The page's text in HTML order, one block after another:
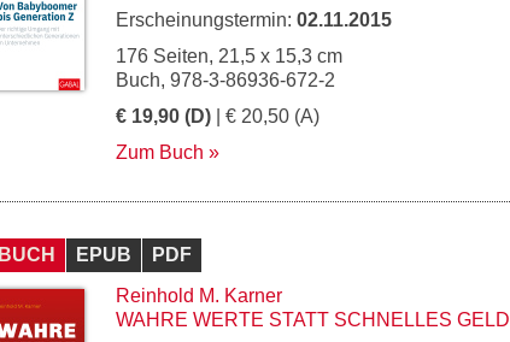
Erscheinungstermin: 02.11.2015
176 Seiten, 21,5 x 15,3 cm
Buch, 978-3-86936-672-2
€ 19,90 (D) | € 20,50 (A)
Zum Buch
BUCH EPUB
PDF
Reinhold M. Karner
WAHRE WERTE STATT SCHNELLES GELD